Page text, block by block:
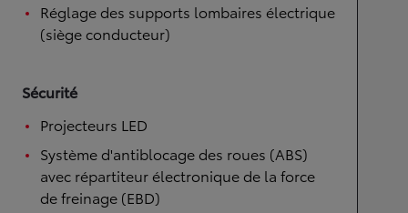
Réglage des supports lombaires électrique
(siège conducteur)
Sécurité
Projecteurs LED
Système d'antiblocage des roues (ABS)
avec répartiteur électronique de la force
de freinage (EBD)